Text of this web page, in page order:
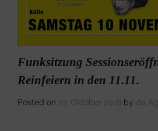
Funksitzung
Reinfeiern in den 11.11.
Posted on 23. Oktober 2018 by da